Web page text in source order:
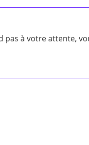
pas à votre attente,